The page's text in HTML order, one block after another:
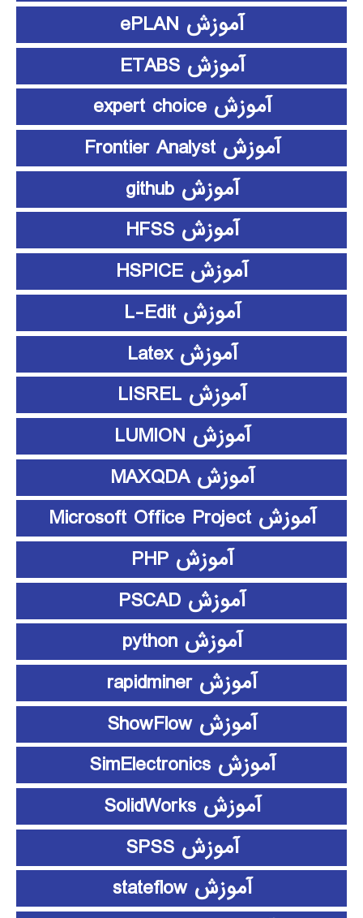
آموزش ePLAN
آموزش ETABS
آموزش expert choice
آموزش Frontier Analyst
آموزش github
آموزش HFSS
آموزش HSPICE
آموزش L-Edit
آموزش Latex
آموزش LISREL
آموزش LUMION
آموزش MAXQDA
آموزش Microsoft Office Project
آموزش PHP
آموزش PSCAD
آموزش python
آموزش rapidminer
آموزش ShowFlow
آموزش SimElectronics
آموزش SolidWorks
آموزش SPSS
آموزش stateflow